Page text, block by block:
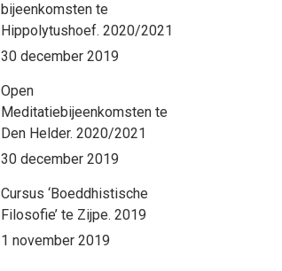
bijeenkomsten te
Hippolytushoef. 2020/2021
30 december 2019
Open
Meditatiebijeenkomsten te
Den Helder. 2020/2021
30 december 2019
Cursus ‘Boeddhistische
Filosofie’ te Zijpe. 2019
1 november 2019